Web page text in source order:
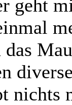
geht
nichts